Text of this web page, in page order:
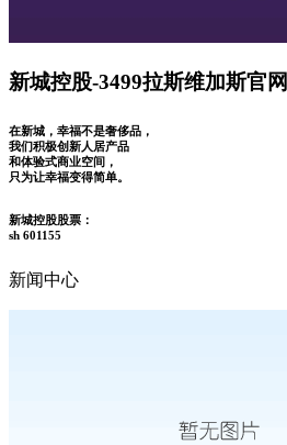
新城控股-3499拉斯维加斯官网
在新城，幸福不是奢侈品，
我们积极创新人居产品
和体验式商业空间，
只为让幸福变得简单。
新城控股股票：
sh 601155
新闻中心